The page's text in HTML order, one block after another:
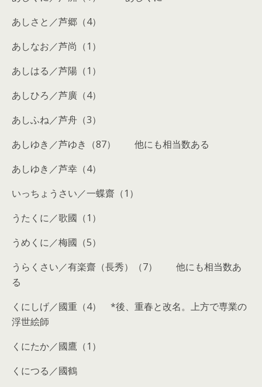
あしさと／芦郷（4）
あしなお／芦尚（1）
あしはる／芦陽（1）
あしひろ／芦廣（4）
あしふね／芦舟（3）
あしゆき／芦ゆき（87） 他にも相当数ある
あしゆき／芦幸（4）
いっちょうさい／一蝶齋（1）
うたくに／歌國（1）
うめくに／梅國（5）
うらくさい／有楽齋（長秀）（7） 他にも相当数あ
る
くにしげ／國重（4） *後、重春と改名。上方で専業の
浮世絵師
くにたか／國鷹（1）
くにつる／國鶴